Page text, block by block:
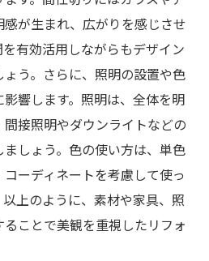
が生まれ、広がりを感じさせ
有効活用しながらもデザイン
う。さらに、照明の設置や色
響します。照明は、全体を明
接照明やダウンライトなどの
しょう。色の使い方は、単色
ーディネートを考慮して使っ
上のように、素材や家具、照
ことで美観を重視したリフォ